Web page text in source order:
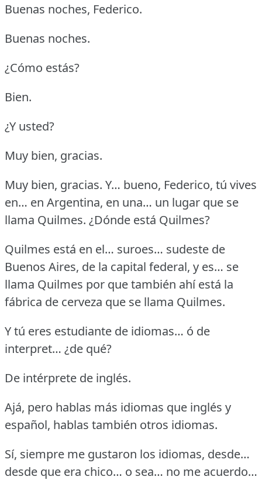
Buenas noches, Federico.
Buenas noches.
¿Cómo estás?
Bien.
¿Y usted?
Muy bien, gracias.
Muy bien, gracias. Y… bueno, Federico, tú vives
en… en Argentina, en una… un lugar que se
llama Quilmes. ¿Dónde está Quilmes?
Quilmes está en el… suroes… sudeste de
Buenos Aires, de la capital federal, y es… se
llama Quilmes por que también ahí está la
fábrica de cerveza que se llama Quilmes.
Y tú eres estudiante de idiomas… ó de
interpret… ¿de qué?
De intérprete de inglés.
Ajá, pero hablas más idiomas que inglés y
español, hablas también otros idiomas.
Sí, siempre me gustaron los idiomas, desde…
desde que era chico… o sea… no me acuerdo…